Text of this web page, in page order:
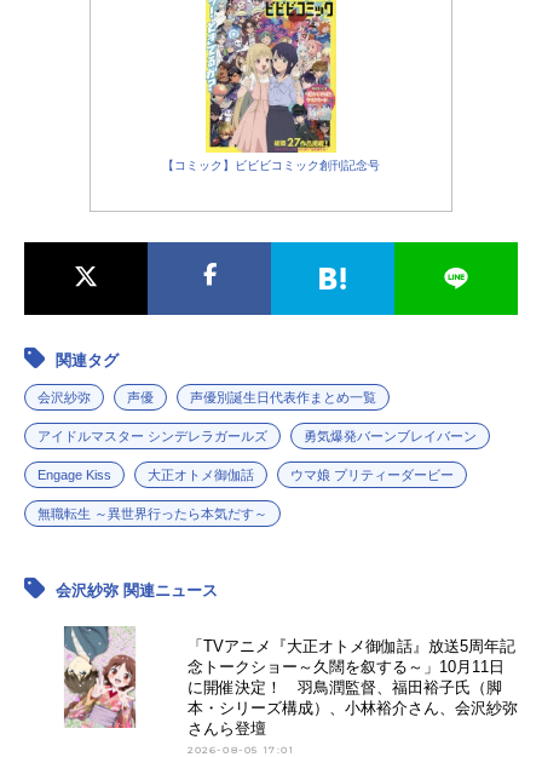
オ・カワダ：白熊寛嗣ボブ・クレイ
ブ：チョークピリダス：稲田徹クー
ヌス...
【コミック】ビビビコミック創刊記念号
関連タグ
会沢紗弥 声優 声優別誕生日代表作まとめ一覧
アイドルマスター シンデレラガールズ 勇気爆発バーンブレイバーン
Engage Kiss 大正オトメ御伽話 ウマ娘 プリティーダービー
無職転生 ～異世界行ったら本気だす～
会沢紗弥 関連ニュース
「TVアニメ『大正オトメ御伽話』放送5周年記
念トークショー～久闊を叙する～」10月11日
に開催決定！ 羽鳥潤監督、福田裕子氏（脚
本・シリーズ構成）、小林裕介さん、会沢紗弥
さんら登壇
2026-08-05 17:01